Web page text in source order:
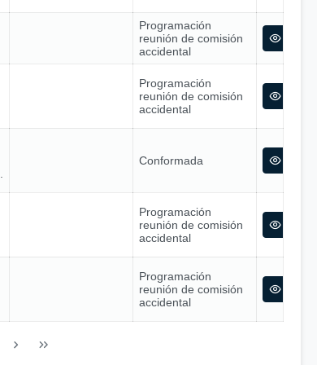
Programación
reunión de comisión
accidental
Programación
reunión de comisión
accidental
Conformada
Programación
reunión de comisión
accidental
Programación
reunión de comisión
accidental